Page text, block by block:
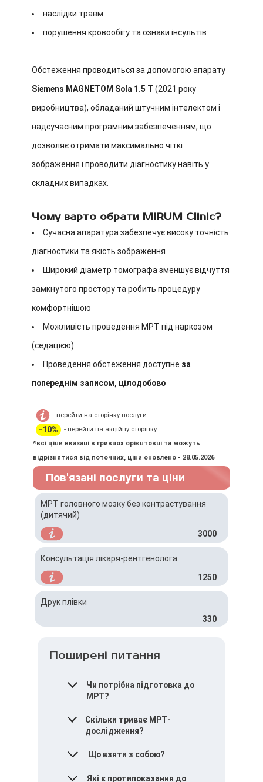
наслідки травм
порушення кровообігу та ознаки інсультів
Обстеження проводиться за допомогою апарату
Siemens MAGNETOM Sola 1.5 Т (2021 року
виробництва), обладаний штучним інтелектом і
надсучасним програмним забезпеченням, що
дозволяє отримати максимально чіткі
зображення і проводити діагностику навіть у
складних випадках.
Чому варто обрати MIRUM Clinic?
Сучасна апаратура забезпечує високу точність
діагностики та якість зображення
Широкий діаметр томографа зменшує відчуття
замкнутого простору та робить процедуру
комфортнішою
Можливість проведення МРТ під наркозом
(седацією)
Проведення обстеження доступне за
попереднім записом, цілодобово
- перейти на сторінку послуги
-10%
- перейти на акційну сторінку
*всі ціни вказані в гривнях орієнтовні та можуть
відрізнятися від поточних, ціни оновлено - 28.05.2026
Пов'язані послуги та ціни
МРТ головного мозку без контрастування
(дитячий)
3000
Консультація лікаря-рентгенолога
1250
Друк плівки
330
Поширені питання
Чи потрібна підготовка до
МРТ?
Для МРТ без контрасту
особлива підготовка не
потрібна.
Скільки триває МРТ-
дослідження?
У середньому 20-40
хвилин.
Що взяти з собою?
Паспорт одного з батьків,
Які є протипоказання до